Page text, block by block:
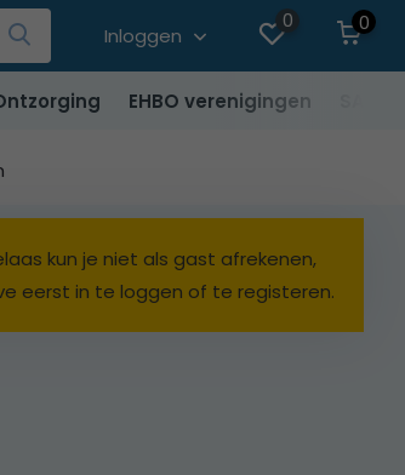
Inloggen
0
0
EHBO verenigingen
kun je niet als gast afrekenen,
eerst in te loggen of te registeren.